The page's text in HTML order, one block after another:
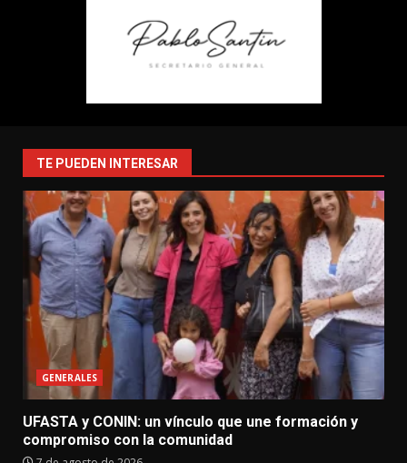
TE PUEDEN INTERESAR
GENERALES
UFASTA y CONIN: un vínculo que une formación y
compromiso con la comunidad